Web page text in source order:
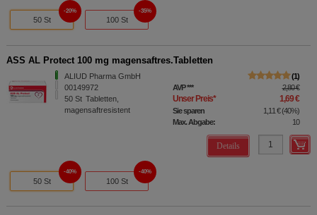
50 St
20%
100 St
35%
ASS AL Protect 100 mg magensaftres.Tabletten
ALIUD Pharma GmbH
00149972
50 St Tabletten,
magensaftresistent
1
AVP*** 2,80 €
Unser Preis* 1,69 €
Sie sparen 1,11 €(40%)
Max. Abgabe:
10
Details
50 St
40%
100 St
40%